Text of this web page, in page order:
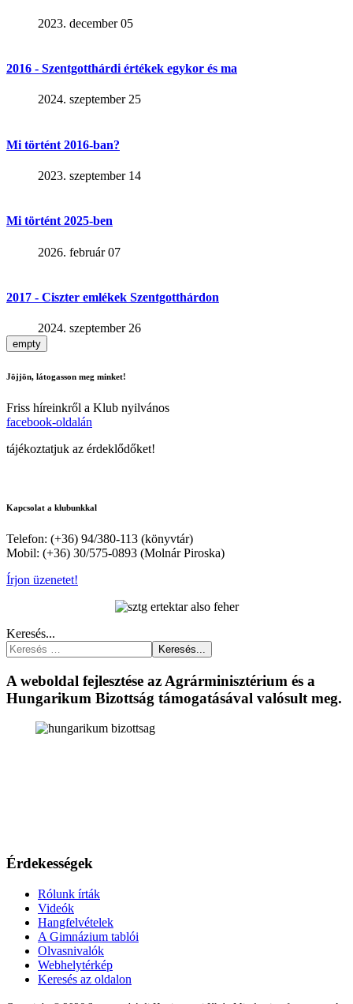
2023. december 05
2016 - Szentgotthárdi értékek egykor és ma
2024. szeptember 25
Mi történt 2016-ban?
2023. szeptember 14
Mi történt 2025-ben
2026. február 07
2017 - Ciszter emlékek Szentgotthárdon
2024. szeptember 26
empty
Jöjjön, látogasson meg minket!
Friss híreinkről a Klub nyilvános
facebook-oldalán
tájékoztatjuk az érdeklődőket!
Kapcsolat a klubunkkal
Telefon: (+36) 94/380-113 (könyvtár)
Mobil: (+36) 30/575-0893 (Molnár Piroska)
Írjon üzenetet!
Keresés...
Keresés...
A weboldal fejlesztése az Agrárminisztérium és a
Hungarikum Bizottság támogatásával valósult meg.
Érdekességek
Rólunk írták
Videók
Hangfelvételek
A Gimnázium tablói
Olvasnivalók
Webhelytérkép
Keresés az oldalon